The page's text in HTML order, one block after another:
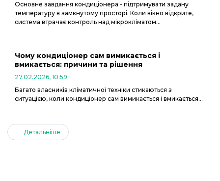
Основне завдання кондиціонера - підтримувати задану
температуру в замкнутому просторі. Коли вікно відкрите,
система втрачає контроль над мікрокліматом...
Чому кондиціонер сам вимикається і
вмикається: причини та рішення
27.02.2026, 10:59
Багато власників кліматичної техніки стикаються з
ситуацією, коли кондиціонер сам вимикається і вмикається...
Детальніше